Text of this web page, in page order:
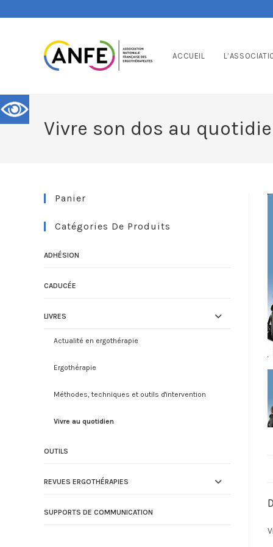
ACCUEIL
Vivre son dos au
Panier
Catégories De Produits
ADHÉSION
CADUCÉE
LIVRES
Actualité en ergothérapie
Ergothérapie
Méthodes, techniques et outils d'intervention
Vivre au quotidien
OUTILS
REVUES ERGOTHÉRAPIES
SUPPORTS DE COMMUNICATION